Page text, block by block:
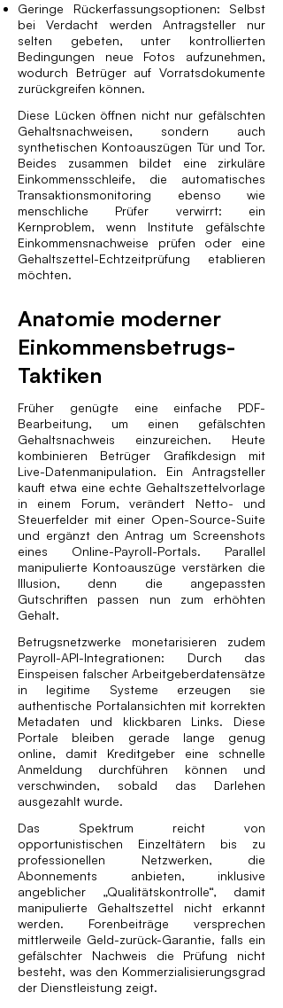
Geringe Rückerfassungs­optionen: Selbst
bei Verdacht werden Antragsteller nur
selten gebeten, unter kontrollierten
Bedingungen neue Fotos aufzunehmen,
wodurch Betrüger auf Vorratsdokumente
zurückgreifen können.
Diese Lücken öffnen nicht nur gefälschten
Gehaltsnachweisen, sondern auch
synthetischen Kontoauszügen Tür und Tor.
Beides zusammen bildet eine zirkuläre
Einkommensschleife, die automatisches
Transaktions­monitoring ebenso wie
menschliche Prüfer verwirrt: ein
Kernproblem, wenn Institute gefälschte
Einkommensnachweise prüfen oder eine
Gehaltszettel-Echtzeitprüfung etablieren
möchten.
Anatomie moderner
Einkommensbetrugs-
Taktiken
Früher genügte eine einfache PDF-
Bearbeitung, um einen gefälschten
Gehaltsnachweis einzureichen. Heute
kombinieren Betrüger Grafikdesign mit
Live-Datenmanipulation. Ein Antragsteller
kauft etwa eine echte Gehaltszettelvorlage
in einem Forum, verändert Netto- und
Steuerfelder mit einer Open-Source-Suite
und ergänzt den Antrag um Screenshots
eines Online-Payroll-Portals. Parallel
manipulierte Kontoauszüge verstärken die
Illusion, denn die angepassten
Gutschriften passen nun zum erhöhten
Gehalt.
Betrugsnetzwerke monetarisieren zudem
Payroll-API-Integrationen: Durch das
Einspeisen falscher Arbeitgeberdatensätze
in legitime Systeme erzeugen sie
authentische Portalansichten mit korrekten
Metadaten und klickbaren Links. Diese
Portale bleiben gerade lange genug
online, damit Kreditgeber eine schnelle
Anmeldung durchführen können und
verschwinden, sobald das Darlehen
ausgezahlt wurde.
Das Spektrum reicht von
opportunistischen Einzeltätern bis zu
professionellen Netzwerken, die
Abonnements anbieten, inklusive
angeblicher „Qualitätskontrolle“, damit
manipulierte Gehaltszettel nicht erkannt
werden. Forenbeiträge versprechen
mittlerweile Geld-zurück-Garantie, falls ein
gefälschter Nachweis die Prüfung nicht
besteht, was den Kommerzialisierungsgrad
der Dienstleistung zeigt.